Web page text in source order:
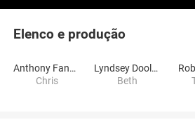
Elenco e produção
Anthony Fanelli
Chris
Lyndsey Doolen
Beth